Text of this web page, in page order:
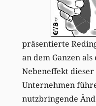
präsentierte
an dem Ganzen
Nebeneffekt
Unternehmen
nutzbringende